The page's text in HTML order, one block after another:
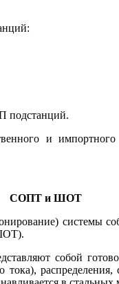
подстанций.
и
СОПТ и ШОТ
системы
собой